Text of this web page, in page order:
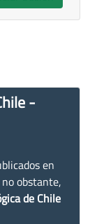
-
en
obstante,
de Chile